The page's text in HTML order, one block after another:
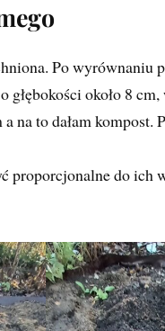
Po wyrównaniu
około 8 cm,
na to dałam kompost.
proporcjonalne do ich